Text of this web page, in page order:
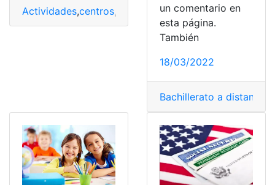
Actividades,centros, centros municipales,Cursos
un comentario en
esta página.
También
18/03/2022
Bachillerato a distancia